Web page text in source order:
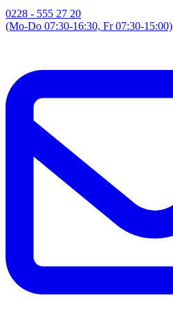
0228 - 555 27 20
(Mo-Do 07:30-16:30, Fr 07:30-15:00)